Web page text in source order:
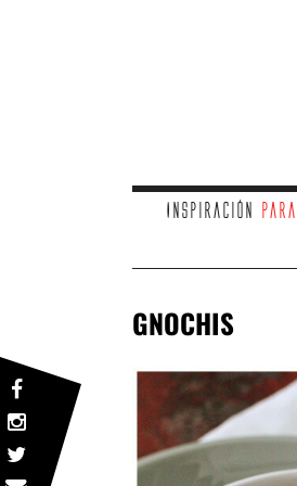
Inspiración
GNOCHIS